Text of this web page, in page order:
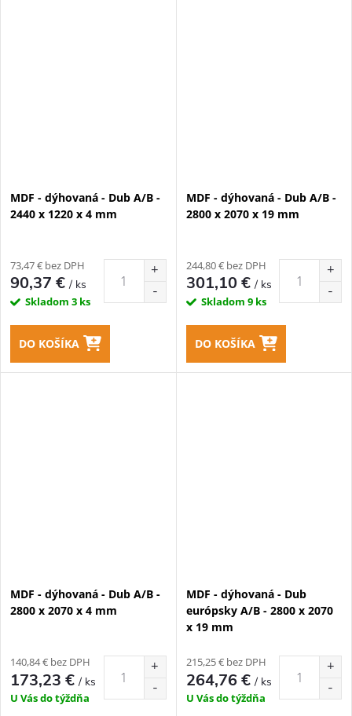
MDF - dýhovaná - Dub A/B -
2440 x 1220 x 4 mm
73,47 € bez DPH
90,37 €/ ks
Skladom 3 ks
DO KOŠÍKA
MDF - dýhovaná - Dub A/B -
2800 x 2070 x 19 mm
244,80 € bez DPH
301,10 €/ ks
Skladom 9 ks
DO KOŠÍKA
MDF - dýhovaná - Dub A/B -
2800 x 2070 x 4 mm
140,84 € bez DPH
173,23 €/ ks
U Vás do týždňa
MDF - dýhovaná - Dub
európsky A/B - 2800 x 2070
x 19 mm
215,25 € bez DPH
264,76 €/ ks
U Vás do týždňa